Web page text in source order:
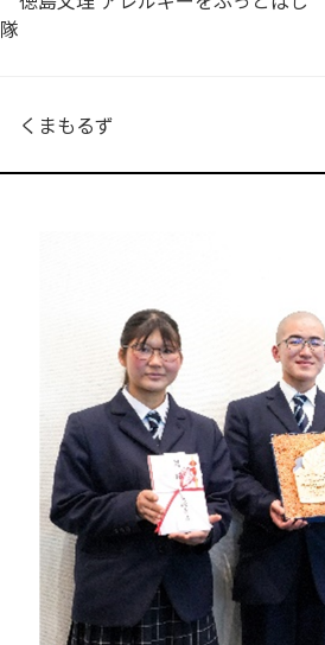
隊
くまもるず